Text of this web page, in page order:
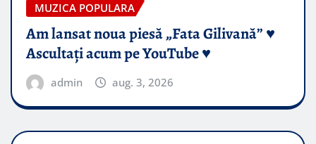
MUZICA POPULARA
Am lansat noua piesă „Fata Gilivană” ♥️
Ascultați acum pe YouTube ♥️
admin aug. 3, 2026